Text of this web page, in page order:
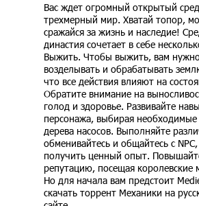
Вас ждет огромный открытый
трехмерный мир. Хватай топор,
сражайся за жизнь и наследие!
династия сочетает в себе
Выжить. Чтобы выжить, вам
возделывать и обрабатывать
что все действия влияют на
Обратите внимание на
голод и здоровье. Развивайте
персонажа, выбирая необходимые
дерева насосов. Выполняйте
обменивайтесь и общайтесь с
получить ценный опыт.
репутацию, посещая королевские
Но для начала вам предстоит
скачать торрент Механики на